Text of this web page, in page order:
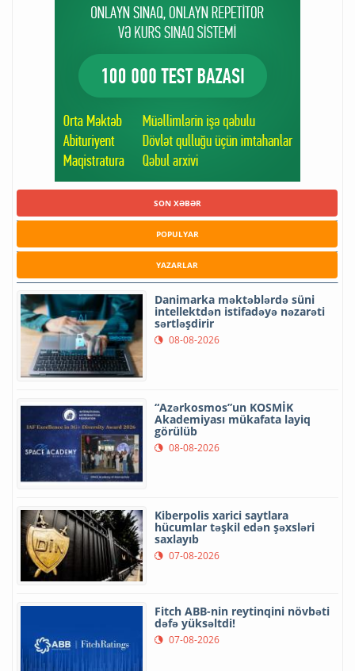
SON XƏBƏR
POPULYAR
YAZARLAR
Danimarka məktəblərdə süni
intellektdən istifadəyə nəzarəti
sərtləşdirir
08-08-2026
“Azərkosmos”un KOSMİK
Akademiyası mükafata layiq
görülüb
08-08-2026
Kiberpolis xarici saytlara
hücumlar təşkil edən şəxsləri
saxlayıb
07-08-2026
Fitch ABB-nin reytinqini növbəti
dəfə yüksəltdi!
07-08-2026